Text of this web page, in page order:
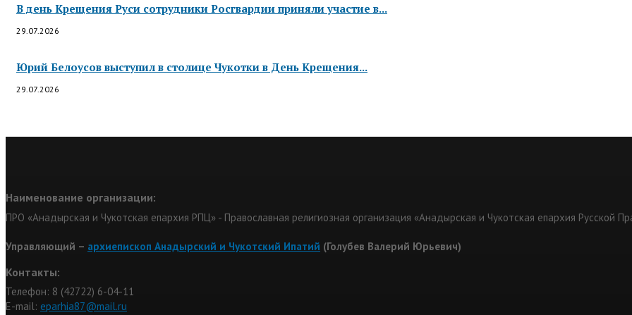
В день Крещения Руси сотрудники Росгвардии приняли участие в...
29.07.2026
Юрий Белоусов выступил в столице Чукотки в День Крещения...
29.07.2026
Наименование организации:
ПРО «Анадырская и Чукотская епархия РПЦ» - Православная религиозная организация «Анадырская и Чукотская епархия Русской
Управляющий – архиепископ Анадырский и Чукотский Ипатий (Голубев Валерий Юрьевич)
Контакты:
Телефон: 8 (42722) 6-04-11
Е-mail: eparhia87@mail.ru